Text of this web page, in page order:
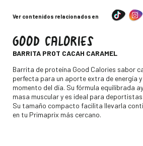
Ver contenidos relacionados en
GOOD CALORIES-
BARRITA PROT CACAH CARAMEL
Descripción
Barrita de proteína Good Calories sabor
perfecta para un aporte extra de energía
momento del día. Su fórmula equilibrada
masa muscular y es ideal para
Su tamaño compacto facilita llevarla
en tu Primaprix más cercano.